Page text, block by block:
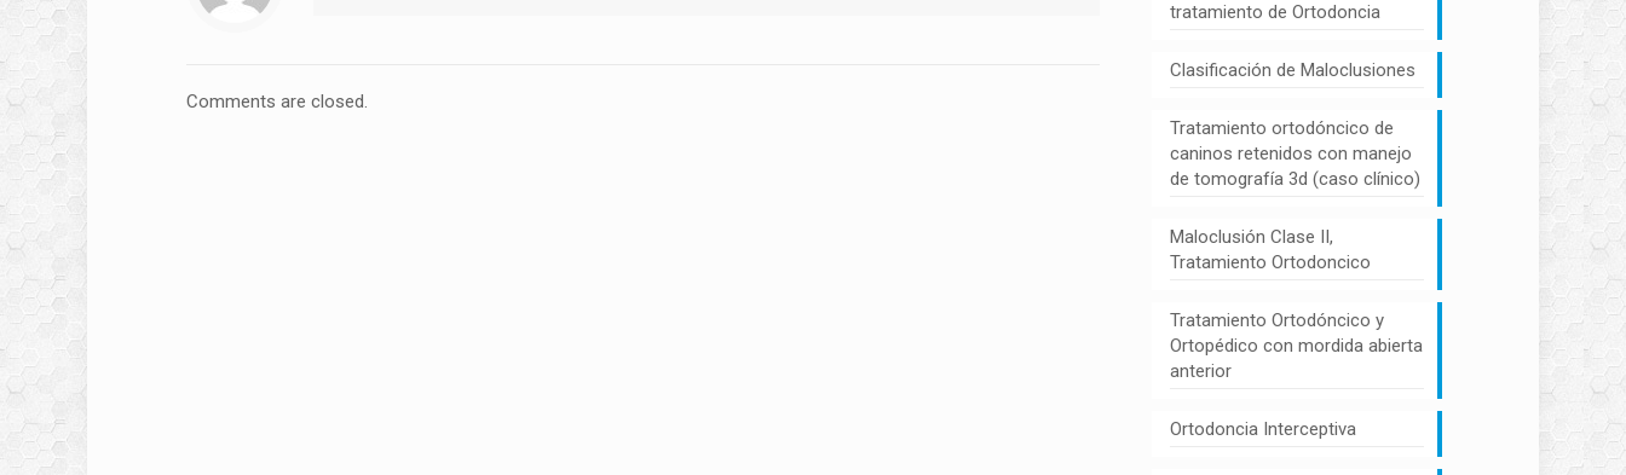
Comments are closed.
tratamiento de Ortodoncia
Clasificación de Maloclusiones
Tratamiento ortodóncico de
caninos retenidos con manejo
de tomografía 3d (caso clínico)
Maloclusión Clase II,
Tratamiento Ortodoncico
Tratamiento Ortodóncico y
Ortopédico con mordida abierta
anterior
Ortodoncia Interceptiva